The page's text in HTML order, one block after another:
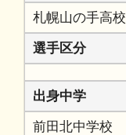
札幌山の手高校
選手区分
出身中学
前田北中学校